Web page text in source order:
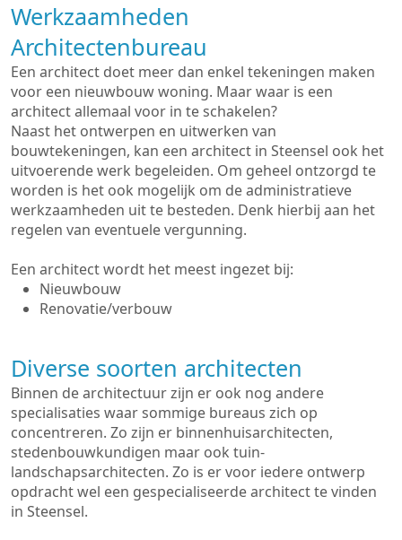
Werkzaamheden
Architectenbureau
Een architect doet meer dan enkel tekeningen maken
voor een nieuwbouw woning. Maar waar is een
architect allemaal voor in te schakelen?
Naast het ontwerpen en uitwerken van
bouwtekeningen, kan een architect in Steensel ook het
uitvoerende werk begeleiden. Om geheel ontzorgd te
worden is het ook mogelijk om de administratieve
werkzaamheden uit te besteden. Denk hierbij aan het
regelen van eventuele vergunning.
Een architect wordt het meest ingezet bij:
Nieuwbouw
Renovatie/verbouw
Diverse soorten architecten
Binnen de architectuur zijn er ook nog andere
specialisaties waar sommige bureaus zich op
concentreren. Zo zijn er binnenhuisarchitecten,
stedenbouwkundigen maar ook tuin-
landschapsarchitecten. Zo is er voor iedere ontwerp
opdracht wel een gespecialiseerde architect te vinden
in Steensel.